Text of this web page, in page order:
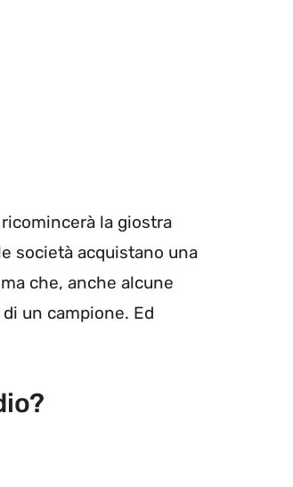
la giostra
società acquistano una
che, anche alcune
un campione. Ed